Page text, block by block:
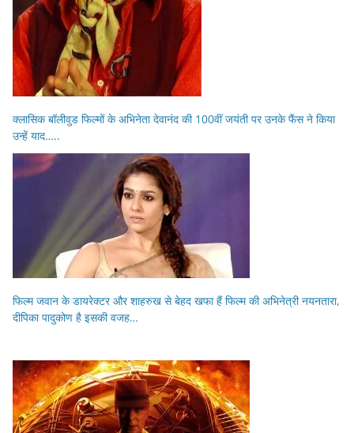
क्लासिक बॉलीवुड फिल्मों के अभिनेता देवानंद की 100वीं जयंती पर उनके फैंस ने किया
उन्हें याद…..
फिल्म जवान के डायरेक्टर और शाहरुख से बेहद खफा हैं फिल्म की अभिनेत्री नयनतारा,
दीपिका पादुकोण है इसकी वजह…